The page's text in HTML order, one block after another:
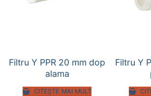
Filtru Y PPR 20 mm dop
alama
CITEȘTE MAI MULT
Filtru Y